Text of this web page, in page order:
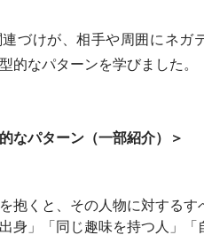
づけが、相手や周囲にネ
的なパターンを学びました。
なパターン（一部紹介）＞
抱くと、その人物に対する
身」「同じ趣味を持つ人」「